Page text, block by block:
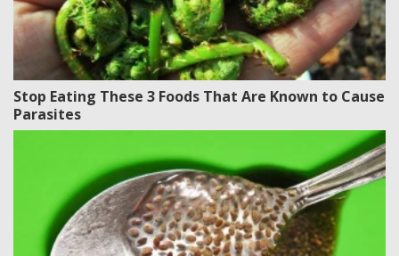
Stop Eating These 3 Foods That Are Known to Cause
Parasites